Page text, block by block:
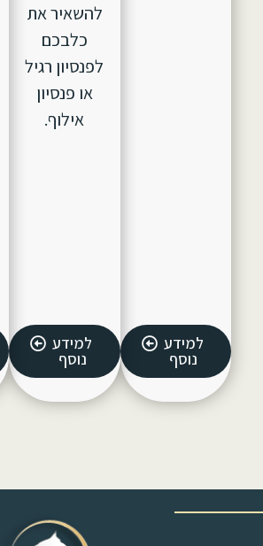
למידע
נוסף
להשאיר את
כלבכם
לפנסיון רגיל
או פנסיון
אילוף.
למידע
נוסף